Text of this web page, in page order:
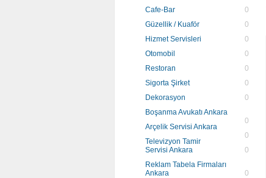
Cafe-Bar
0
Güzellik / Kuaför
0
Hizmet Servisleri
0
Otomobil
0
Restoran
0
Sigorta Şirket
0
Dekorasyon
0
Boşanma Avukatı Ankara
0
Arçelik Servisi Ankara
0
Televizyon Tamir
Servisi Ankara
0
Reklam Tabela Firmaları
Ankara
0